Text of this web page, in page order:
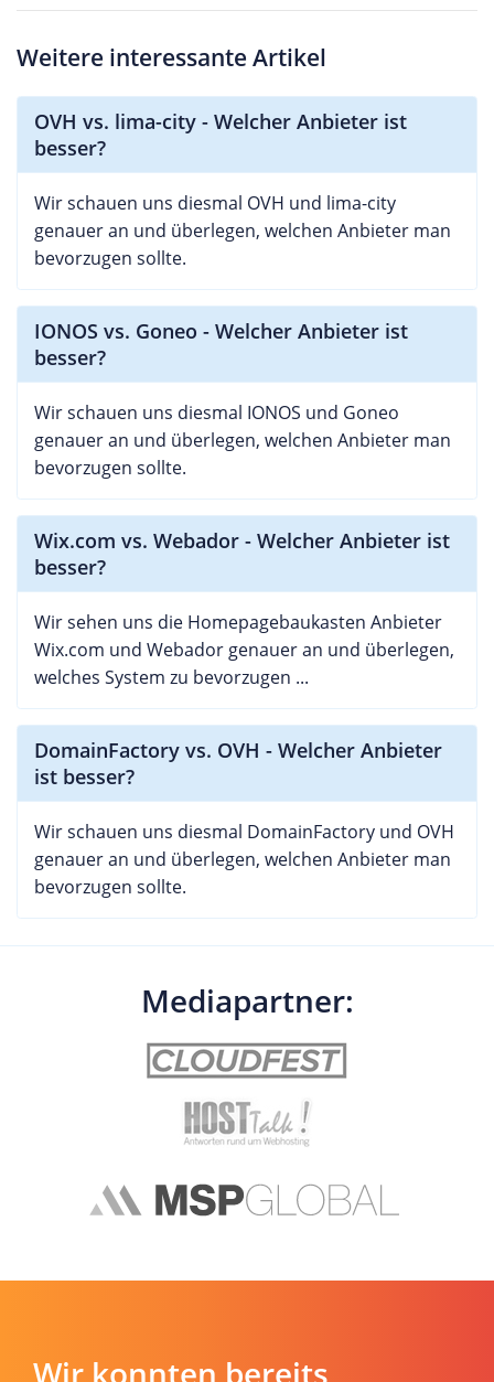
Weitere interessante Artikel
OVH vs. lima-city - Welcher Anbieter ist
besser?
Wir schauen uns diesmal OVH und lima-city
genauer an und überlegen, welchen Anbieter man
bevorzugen sollte.
IONOS vs. Goneo - Welcher Anbieter ist
besser?
Wir schauen uns diesmal IONOS und Goneo
genauer an und überlegen, welchen Anbieter man
bevorzugen sollte.
Wix.com vs. Webador - Welcher Anbieter ist
besser?
Wir sehen uns die Homepagebaukasten Anbieter
Wix.com und Webador genauer an und überlegen,
welches System zu bevorzugen ...
DomainFactory vs. OVH - Welcher Anbieter
ist besser?
Wir schauen uns diesmal DomainFactory und OVH
genauer an und überlegen, welchen Anbieter man
bevorzugen sollte.
Mediapartner:
Wir konnten bereits